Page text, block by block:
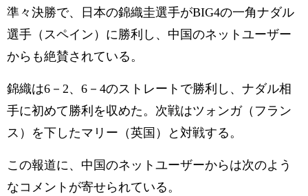
準々決勝で、日本の錦織圭選手がBIG4の一角ナダル
選手（スペイン）に勝利し、中国のネットユーザー
からも絶賛されている。
錦織は6－2、6－4のストレートで勝利し、ナダル相
手に初めて勝利を収めた。次戦はツォンガ（フラン
ス）を下したマリー（英国）と対戦する。
この報道に、中国のネットユーザーからは次のよう
なコメントが寄せられている。